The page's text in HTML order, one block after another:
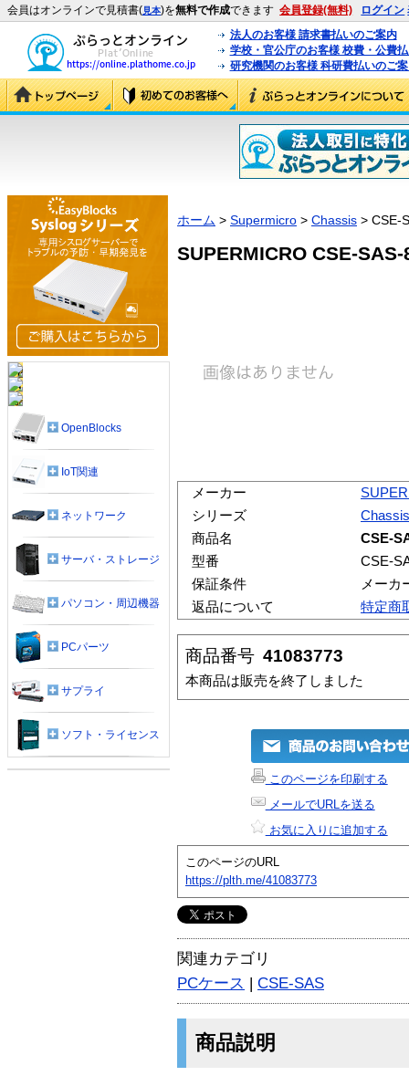
会員はオンラインで見積書(見本)を無料で作成できます 会員登録(無料) ログイン
法人のお客様 請求書払いのご案内
学校・官公庁のお客様 校費・公費
研究機関のお客様 科研費払いのご
ホーム > Supermicro > Chassis > CSE-
SUPERMICRO CSE-
メーカー
シリーズ
Chassis
商品名
CSE-
型番
CSE-
保証条件
メーカ
返品について
特定商
商品番号 41083773
本商品は販売を終了しました
このページを印刷する
メールでURLを送る
お気に入りに追加する
このページのURL
https://plth.me/41083773
関連カテゴリ
PCケース | CSE-SAS
商品説明
OpenBlocks
IoT関連
ネットワーク
サーバ・ストレージ
パソコン・周辺機器
PCパーツ
サプライ
ソフト・ライセンス